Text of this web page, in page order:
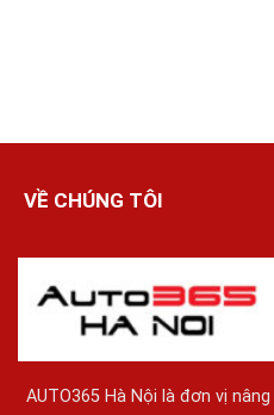
VỀ CHÚNG TÔI
AUTO365 Hà Nội là đơn vị